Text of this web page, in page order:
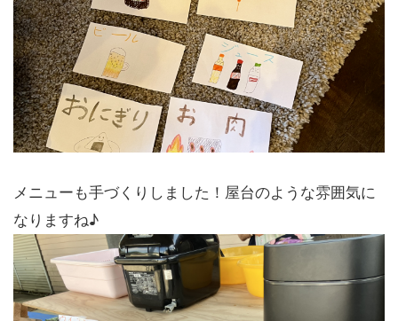
メニューも手づくりしました！屋台のような雰囲気に
なりますね♪